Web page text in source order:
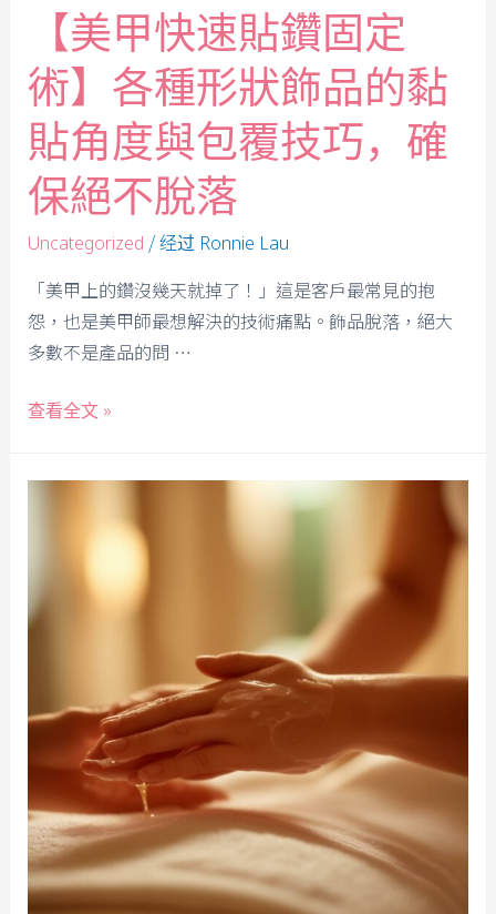
【美甲快速貼鑽固定
術】各種形狀飾品的黏
貼角度與包覆技巧，確
保絕不脫落
Uncategorized / 经过 Ronnie Lau
「美甲上的鑽沒幾天就掉了！」這是客戶最常見的抱
怨，也是美甲師最想解決的技術痛點。飾品脫落，絕大
多數不是產品的問 …
查看全文 »